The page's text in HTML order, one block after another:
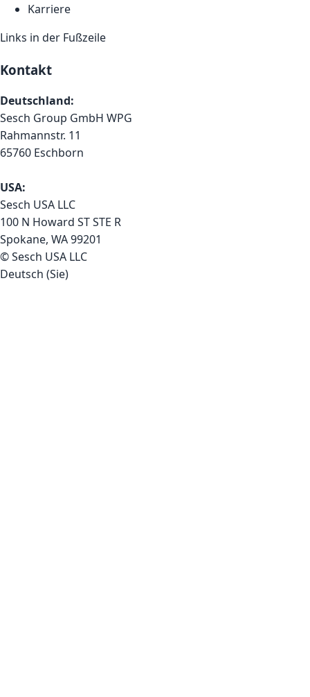
Karriere
Links in der Fußzeile
Kontakt
Deutschland:
Sesch Group GmbH WPG
Rahmannstr. 11
65760 Eschborn
USA:
Sesch USA LLC
100 N Howard ST STE R
Spokane, WA 99201
© Sesch USA LLC
Deutsch (Sie)